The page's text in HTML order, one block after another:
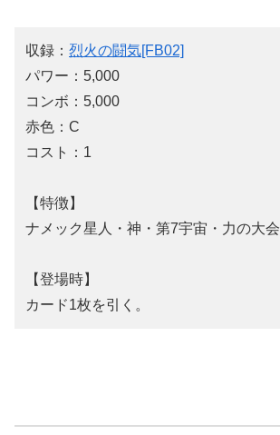
収録： 烈火の闘気[FB02]
パワー：5,000
コンボ：5,000
赤色：C
コスト：1
【特徴】
ナメック星人・神・第7宇宙・力の大会
【登場時】
カード1枚を引く。